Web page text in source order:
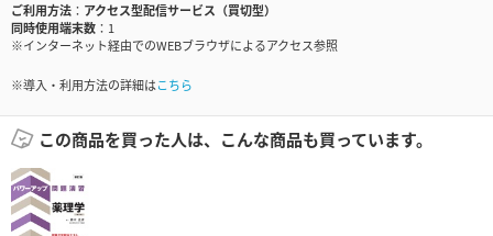
ご利用方法
アクセス型配信サービス（買切型）
同時使用端末数
1
※インターネット経由でのWEBブラウザによるアクセス参照
※導入・利用方法の詳細はこちら
この商品を買った人は、こんな商品も買っています。